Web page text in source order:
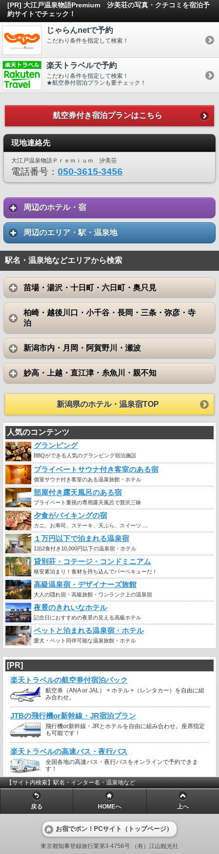
[PR] 大江戸温泉物語Premium 汐美荘の写真・クチコミを宿泊予
約サイトでチェック！
じゃらんnetで予約
こだわり条件を指定して検索！
楽天トラベルで予約
こだわり条件を指定して検索！
★航空券付宿泊プランも要チェック！
航空券付き宿泊プランはこちら
現地連絡先
大江戸温泉物語Ｐｒｅｍｉｕｍ 汐美荘
電話番号： 050-3615-3456
周辺のホテル・宿
周辺のエリア・駅・温泉地
駅名・温泉地などエリアから検索
苗場・湯沢・十日町・六日町・奥只見
柏崎・越後川口・小千谷・長岡・三条・弥彦・寺
泊
新潟市内・月岡・阿賀野川・瀬波
妙高・上越・直江津・糸魚川・親不知
新潟県のホテル・温泉宿TOP
人気のコンテンツ
グランピング
BBQができる人気のグランピング宿泊施設
プライベートサウナ付き客室のある宿
個室サウナ付き客室のある温泉旅館・ホテル
部屋付き露天風呂のある宿
プライベート重視の専用露天風呂で贅沢三昧
夕食がバイキングの宿
カニ、お寿司、ステーキ、天ぷら、スイーツ …
１万円以下で泊まれる温泉宿
1泊2食付き10,000円以下の温泉宿・ホテル
貸別荘・コテージ・コンドミニアム
格安素泊まり！食材を持ち込んでバーベキューだ！
高級温泉宿・デザイナーズ旅館
大人の隠れ宿・高級旅館・ワンランク上の温泉宿
夜景のきれいなホテル
記念日におすすめの夜景の見える高級ホテル
ペットと泊まれる温泉宿・ホテル
愛犬・ペット同伴可能な温泉旅館・ホテル
[PR]
楽天トラベルの航空券付宿泊パック
航空券（ANA or JAL） + ホテル +（レンタカー）を自由に組
み合わせ。
JTBの飛行機or新幹線・JR宿泊プラン
飛行機or新幹線・JRとホテルを自由に組み合わせ。座席指定
も可能です！
楽天トラベルの高速バス・夜行バス
全国各地の高速バス・夜行バスをオンラインで予約できま
す！
【サイト内検索】駅名・インター名・温泉地など
戻る HOMEへ 上へ
お宿でポン！PCサイト（トップページ）
東京都知事登録旅行業第3-4756号 （有）江山観光社